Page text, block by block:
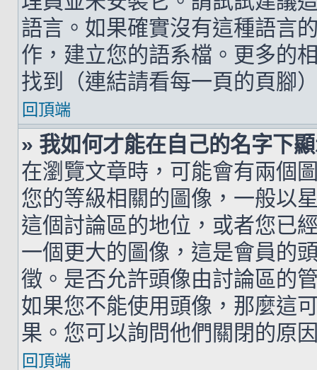
語言。如果確實沒有這種語言
作，建立您的語系檔。更多的
找到（連結請看每一頁的頁腳
回頂端
» 我如何才能在自己的名字下
在瀏覽文章時，可能會有兩個
您的等級相關的圖像，一般以
這個討論區的地位，或者您已
一個更大的圖像，這是會員的
徵。是否允許頭像由討論區的
如果您不能使用頭像，那麼這
果。您可以詢問他們關閉的原
回頂端